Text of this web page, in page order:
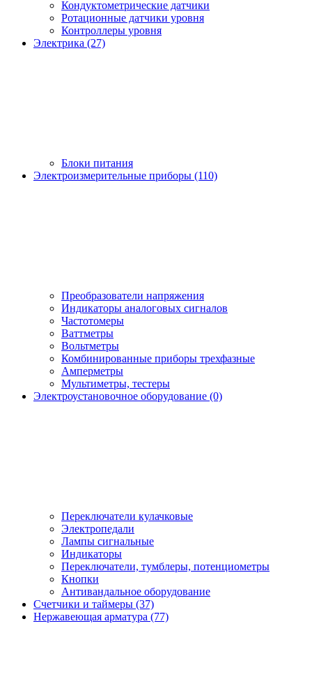
Кондуктометрические датчики
Ротационные датчики уровня
Контроллеры уровня
Электрика (27)
Блоки питания
Электроизмерительные приборы (110)
Преобразователи напряжения
Индикаторы аналоговых сигналов
Частотомеры
Ваттметры
Вольтметры
Комбинированные приборы трехфазные
Амперметры
Мультиметры, тестеры
Электроустановочное оборудование (0)
Переключатели кулачковые
Электропедали
Лампы сигнальные
Индикаторы
Переключатели, тумблеры, потенциометры
Кнопки
Антивандальное оборудование
Счетчики и таймеры (37)
Нержавеющая арматура (77)